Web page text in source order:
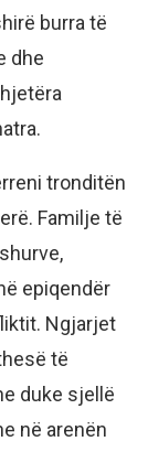
burra të
dhe
tronditën
Familje të
epiqendër
Ngjarjet
të
duke sjellë
në arenën